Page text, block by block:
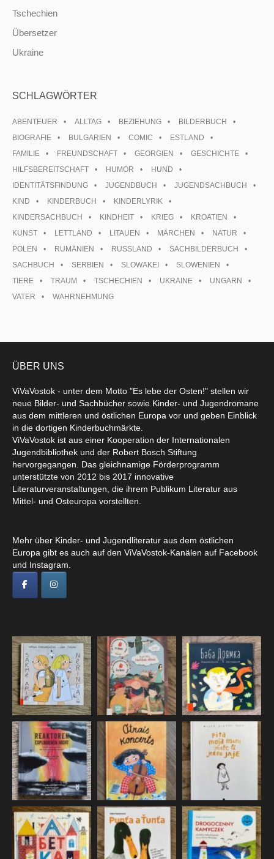
Tschechien
Übersetzer
Ukraine
SCHLAGWÖRTER
ABENTEUER ALLTAG BEZIEHUNG
BILDERBUCH
BIOGRAFIE
BULGARIEN COMIC
ESTLAND
FAMILIE
FREUNDSCHAFT GEORGIEN
GESCHICHTE
HILFSBEREITSCHAFT
HUMOR
HUND
IDENTITÄTSFINDUNG
JUGENDBUCH
JUGENDSACHBUCH
KIND
KINDERBUCH
KINDERLYRIK
KINDERSACHBUCH
KINDHEIT KRIEG
KROATIEN
KUNST
LETTLAND LITAUEN MÄRCHEN
NATUR
POLEN
RUMÄNIEN RUSSLAND
SACHBILDERBUCH
SACHBUCH
SERBIEN SLOWAKEI
SLOWENIEN
TIERE
TRAUM TSCHECHIEN UKRAINE
UNGARN
VATER
WAHRNEHMUNG
ÜBER UNS
ViVaVostok - unter dem Motto "Es lebe der Osten!" stellen wir
neue Bilder- und Sachbücher sowie Kinder- und Jugendromane
aus dem mittleren und östlichen Europa vor und geben Einblick
in die dortigen Kinderbuchmärkte.
ViVaVostok ist aus einer Kooperation der Internationalen
Jugendbibliothek und der Robert Bosch Stiftung
hervorgegangen. Das gleichnamige Förderprogramm
unterstützte von 2012 bis 2017 innovative
Literaturveranstaltungen, die ihrem Publikum Literatur aus
Mittel- und Osteuropa vorstellten.
Mehr über Kinder- und Jugendliteratur aus dem östlichen
Europa gibt es auch auf den ViVaVostok-Kanälen auf Facebook
und Instagram.